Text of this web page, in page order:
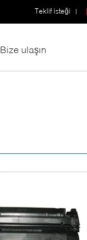
Teklif isteği |
Bize ulaşın